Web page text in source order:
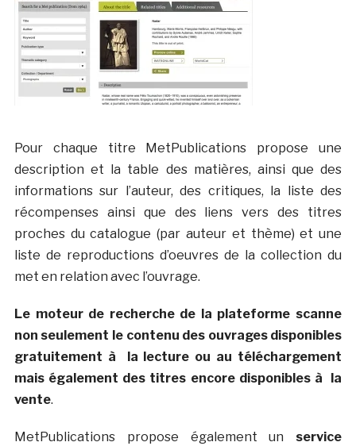
Pour chaque titre MetPublications propose une
description et la table des matières, ainsi que des
informations sur l’auteur, des critiques, la liste des
récompenses ainsi que des liens vers des titres
proches du catalogue (par auteur et thème) et une
liste de reproductions d’oeuvres de la collection du
met en relation avec l’ouvrage.
Le moteur de recherche de la plateforme scanne
non seulement le contenu des ouvrages disponibles
gratuitement à la lecture ou au téléchargement
mais également des titres encore disponibles à la
vente.
MetPublications propose également un service